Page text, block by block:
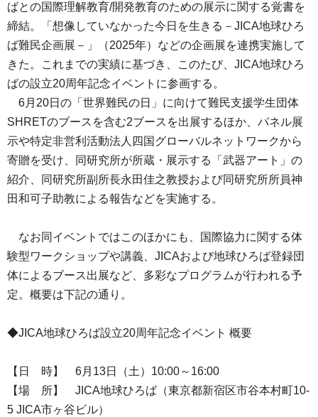
ばとの国際理解教育/開発教育のための展示に関する覚書を
締結。「想像していなかった今日を生きる－JICA地球ひろ
ば難民企画展－」（2025年）などの企画展を連携実施して
きた。これまでの実績に基づき、このたび、JICA地球ひろ
ばの設立20周年記念イベントに参画する。
6月20日の「世界難民の日」に向けて難民支援学生団体
SHRETのブースを含む2ブースを出展するほか、パネル展
示や特定非営利活動法人四国グローバルネットワークから
寄贈を受け、同研究所が所蔵・展示する「武器アート」の
紹介、同研究所副所長永田佳之教授および同研究所所員神
田和可子助教による報告などを実施する。
なお同イベントではこのほかにも、国際協力に関する体
験型ワークショップや講義、JICAおよび地球ひろば登録団
体によるブース出展など、多彩なプログラムが行われる予
定。概要は下記の通り。
◆JICA地球ひろば設立20周年記念イベント 概要
【日 時】 6月13日（土）10:00～16:00
【場 所】 JICA地球ひろば（東京都新宿区市谷本村町10-
5 JICA市ヶ谷ビル）